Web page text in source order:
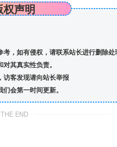
权声明
，如有侵权，请联系站长进行删除处
其真实性负责。
访客发现请向站长举报
会第一时间更新。
THE END